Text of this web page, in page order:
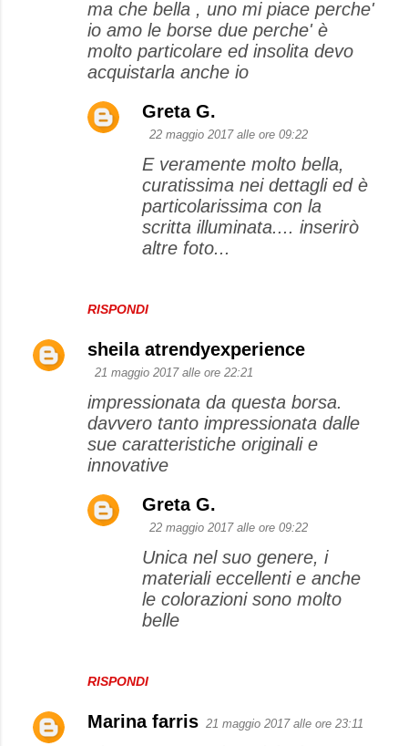
ma che bella , uno mi piace perche'
io amo le borse due perche' è
molto particolare ed insolita devo
acquistarla anche io
RISPONDI
Greta G.
22 maggio 2017 alle ore 09:22
E veramente molto bella,
curatissima nei dettagli ed è
particolarissima con la
scritta illuminata.... inserirò
altre foto...
sheila atrendyexperience
21 maggio 2017 alle ore 22:21
impressionata da questa borsa.
davvero tanto impressionata dalle
sue caratteristiche originali e
innovative
RISPONDI
Greta G.
22 maggio 2017 alle ore 09:22
Unica nel suo genere, i
materiali eccellenti e anche
le colorazioni sono molto
belle
Marina farris 21 maggio 2017 alle ore 23:11